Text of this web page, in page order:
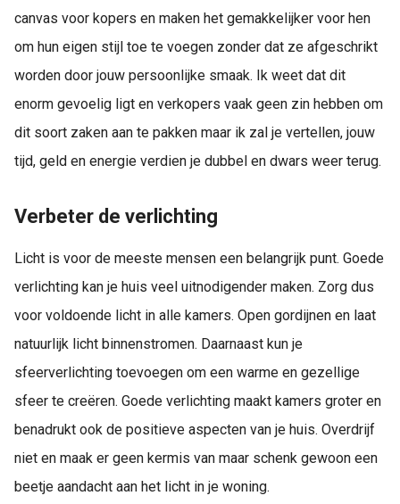
canvas voor kopers en maken het gemakkelijker voor hen
om hun eigen stijl toe te voegen zonder dat ze afgeschrikt
worden door jouw persoonlijke smaak. Ik weet dat dit
enorm gevoelig ligt en verkopers vaak geen zin hebben om
dit soort zaken aan te pakken maar ik zal je vertellen, jouw
tijd, geld en energie verdien je dubbel en dwars weer terug.
Verbeter de verlichting
Licht is voor de meeste mensen een belangrijk punt. Goede
verlichting kan je huis veel uitnodigender maken. Zorg dus
voor voldoende licht in alle kamers. Open gordijnen en laat
natuurlijk licht binnenstromen. Daarnaast kun je
sfeerverlichting toevoegen om een warme en gezellige
sfeer te creëren. Goede verlichting maakt kamers groter en
benadrukt ook de positieve aspecten van je huis. Overdrijf
niet en maak er geen kermis van maar schenk gewoon een
beetje aandacht aan het licht in je woning.